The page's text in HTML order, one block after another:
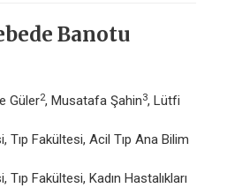
Banotu
Güler2, Musatafa Şahin3, Lütfi
Tıp Fakültesi, Acil Tıp Ana Bilim
Fakültesi, Kadın Hastalıkları